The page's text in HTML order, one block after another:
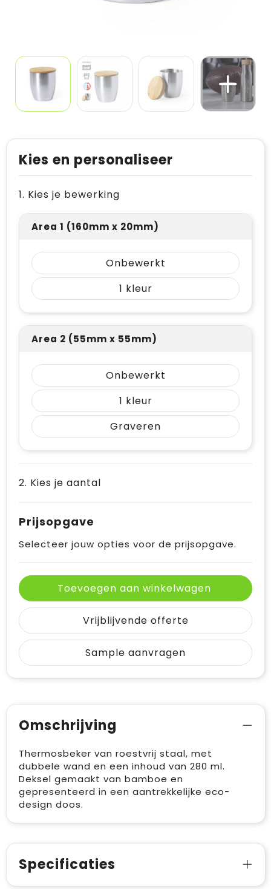
Kies en personaliseer
1. Kies je bewerking
Area 1 (160mm x 20mm)
Onbewerkt
1
Area 2 (55mm x 55mm)
Onbewerkt
1
Graveren
2. Kies je aantal
Prijsopgave
Selecteer jouw opties voor de prijsopgave.
Toevoegen aan winkelwagen
Vrijblijvende offerte
Sample aanvragen
Omschrijving
Thermosbeker van roestvrij staal, met
dubbele wand en een inhoud van 280 ml.
Deksel gemaakt van bamboe en
gepresenteerd in een aantrekkelijke eco-
design doos.
Specificaties